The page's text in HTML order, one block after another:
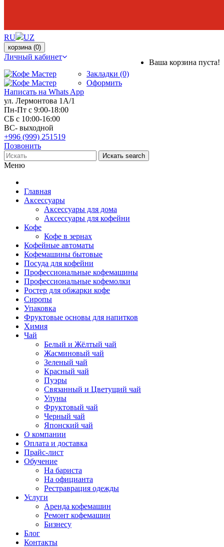
RU UZ
корзина (0)
Ваша корзина пуста!
Личный кабинет
Закладки (0)
Оформить
Написать на Whats App
ул. Лермонтова 1А/1
Пн-Пт с 9:00-18:00
СБ с 10:00-16:00
ВС- выходной
+996 (999) 251519
Позвонить
Искать search
Меню
Главная
Аксессуары
Аксессуары для дома
Аксессуары для кофейни
Кофе
Кофе в зернах
Кофейные автоматы
Кофемашины бытовые
Посуда для кофейни
Профессиональные кофемашины
Профессиональные кофемолки
Ростер для обжарки кофе
Сиропы
Упаковка
Фруктовые основы для напитков
Химия
Чай
Белый и Жёлтый чай
Жасминовый чай
Зеленый чай
Красный чай
Пуэры
Связанный и Цветущий чай
Улуны
Фруктовый чай
Черный чай
Японский чай
О компании
Оплата и доставка
Прайс-лист
Обучение
На бариста
На официанта
Рестраврация одежды
Услуги
Аренда кофемашин
Ремонт кофемашин
Бизнесу
Блог
Контакты